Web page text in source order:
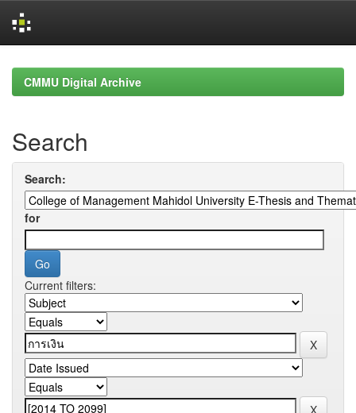
navigationCMMU Digital Archive
Search
Search:
for
Current filters: